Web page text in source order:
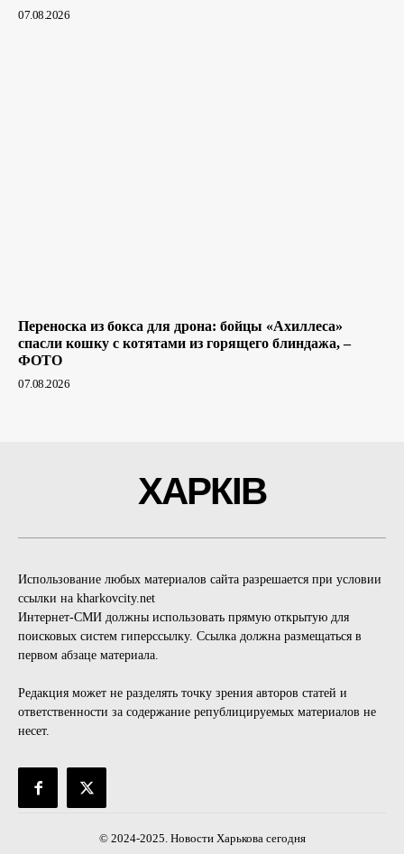
07.08.2026
Переноска из бокса для дрона: бойцы «Ахиллеса»
спасли кошку с котятами из горящего блиндажа, –
ФОТО
07.08.2026
ХАРКІВ
Использование любых материалов сайта разрешается при условии
ссылки на kharkovcity.net
Интернет-СМИ должны использовать прямую открытую для
поисковых систем гиперссылку. Ссылка должна размещаться в
первом абзаце материала.
Редакция может не разделять точку зрения авторов статей и
ответственности за содержание републицируемых материалов не
несет.
© 2024-2025. Новости Харькова сегодня